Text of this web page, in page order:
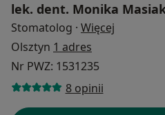
lek. dent. Monika
Stomatolog · Więcej
Olsztyn 1 adres
Nr PWZ: 1531235
8 opinii